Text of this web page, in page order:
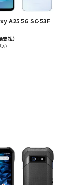
A25 5G SC-53F
支払）
込）